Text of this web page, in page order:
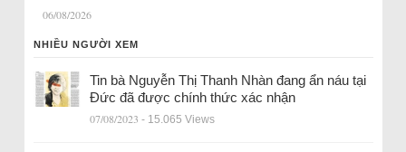
06/08/2026
NHIỀU NGƯỜI XEM
Tin bà Nguyễn Thị Thanh Nhàn đang ẩn náu tại
Đức đã được chính thức xác nhận
07/08/2023 - 15.065 Views